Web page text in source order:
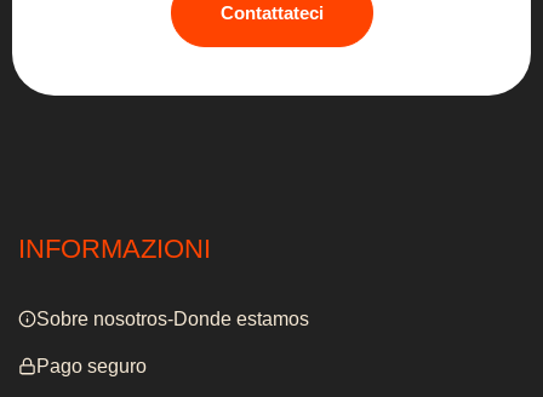
Contattateci
INFORMAZIONI
Sobre nosotros-Donde estamos
Pago seguro